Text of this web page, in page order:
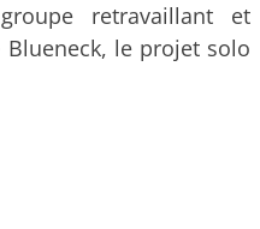
retravaillant et
le projet solo